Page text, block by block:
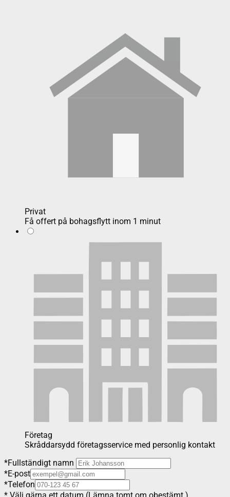
Privat
Få offert på bohagsflytt inom 1 minut
Företag
Skråddarsydd företagsservice med personlig kontakt
*Fullständigt namn
*E-post
*Telefon